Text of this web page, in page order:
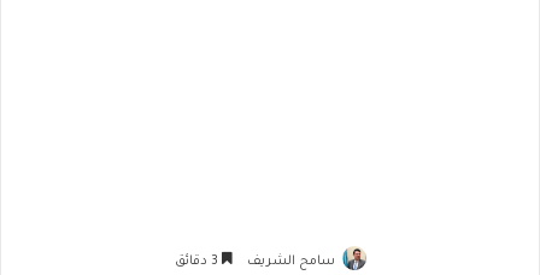
سامح الشريف